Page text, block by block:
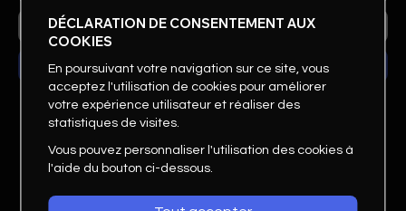
DÉCLARATION DE CONSENTEMENT AUX
COOKIES
En poursuivant votre navigation sur ce site, vous
acceptez l'utilisation de cookies pour améliorer
votre expérience utilisateur et réaliser des
statistiques de visites.
Vous pouvez personnaliser l'utilisation des cookies à
l'aide du bouton ci-dessous.